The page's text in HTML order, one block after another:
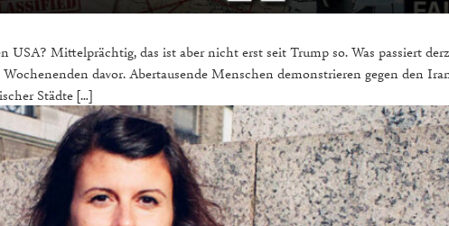
USA? Mittelprächtig, das ist aber nicht erst seit Trump so. Was passiert
davor. Abertausende Menschen demonstrieren gegen den
Städte […]